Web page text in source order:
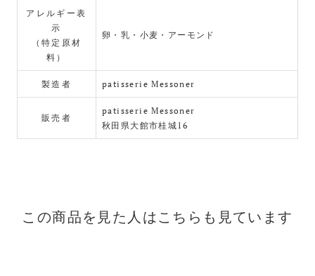
アレルギー表
示
（特定原材
料）
卵・乳・小麦・アーモンド
製造者 patisserie Messoner
販売者
patisserie Messoner
秋田県大館市桂城16
この商品を見た人はこちらも見ています